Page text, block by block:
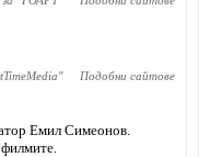
" Подобни сайтове
Емил Симеонов.
филмите.